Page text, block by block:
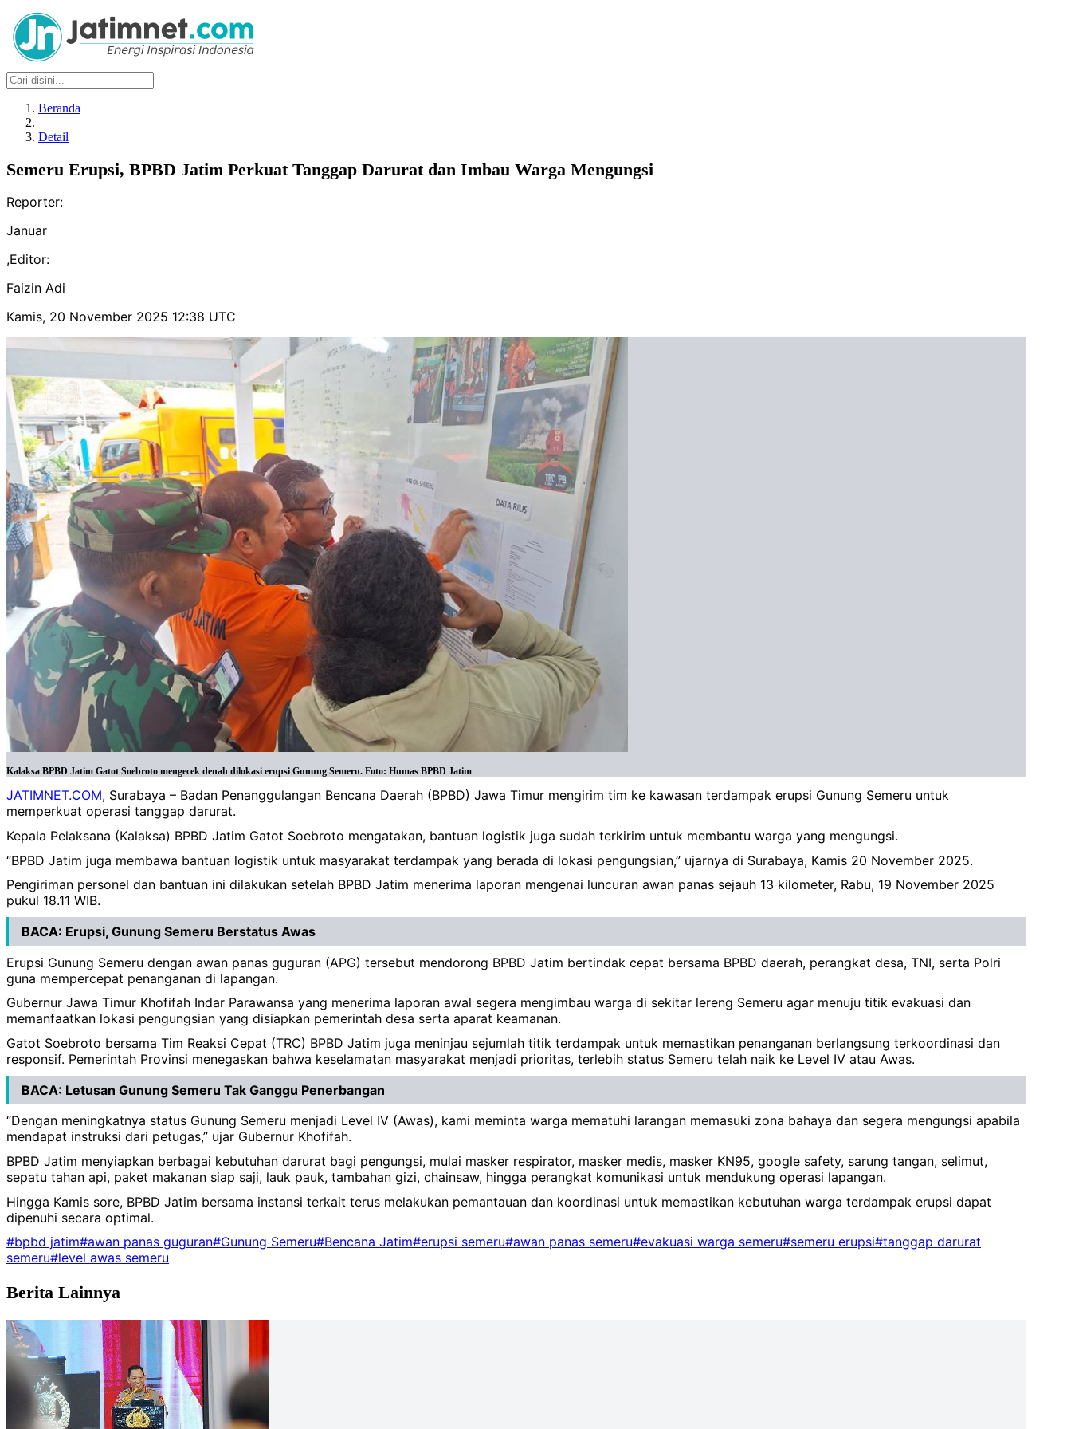
Beranda
Detail
Semeru Erupsi, BPBD Jatim Perkuat Tanggap Darurat dan Imbau Warga Mengungsi
Reporter:
Januar
,Editor:
Faizin Adi
Kamis, 20 November 2025 12:38 UTC
Kalaksa BPBD Jatim Gatot Soebroto mengecek denah dilokasi erupsi Gunung Semeru. Foto: Humas BPBD Jatim
JATIMNET.COM, Surabaya – Badan Penanggulangan Bencana Daerah (BPBD) Jawa Timur mengirim tim ke kawasan terdampak erupsi Gunung Semeru untuk
memperkuat operasi tanggap darurat.
Kepala Pelaksana (Kalaksa) BPBD Jatim Gatot Soebroto mengatakan, bantuan logistik juga sudah terkirim untuk membantu warga yang mengungsi.
“BPBD Jatim juga membawa bantuan logistik untuk masyarakat terdampak yang berada di lokasi pengungsian,” ujarnya di Surabaya, Kamis 20 November 2025.
Pengiriman personel dan bantuan ini dilakukan setelah BPBD Jatim menerima laporan mengenai luncuran awan panas sejauh 13 kilometer, Rabu, 19 November 2025
pukul 18.11 WIB.
BACA: Erupsi, Gunung Semeru Berstatus Awas
Erupsi Gunung Semeru dengan awan panas guguran (APG) tersebut mendorong BPBD Jatim bertindak cepat bersama BPBD daerah, perangkat desa, TNI, serta Polri
guna mempercepat penanganan di lapangan.
Gubernur Jawa Timur Khofifah Indar Parawansa yang menerima laporan awal segera mengimbau warga di sekitar lereng Semeru agar menuju titik evakuasi dan
memanfaatkan lokasi pengungsian yang disiapkan pemerintah desa serta aparat keamanan.
Gatot Soebroto bersama Tim Reaksi Cepat (TRC) BPBD Jatim juga meninjau sejumlah titik terdampak untuk memastikan penanganan berlangsung terkoordinasi dan
responsif. Pemerintah Provinsi menegaskan bahwa keselamatan masyarakat menjadi prioritas, terlebih status Semeru telah naik ke Level IV atau Awas.
BACA: Letusan Gunung Semeru Tak Ganggu Penerbangan
“Dengan meningkatnya status Gunung Semeru menjadi Level IV (Awas), kami meminta warga mematuhi larangan memasuki zona bahaya dan segera mengungsi apabila
mendapat instruksi dari petugas,” ujar Gubernur Khofifah.
BPBD Jatim menyiapkan berbagai kebutuhan darurat bagi pengungsi, mulai masker respirator, masker medis, masker KN95, google safety, sarung tangan, selimut,
sepatu tahan api, paket makanan siap saji, lauk pauk, tambahan gizi, chainsaw, hingga perangkat komunikasi untuk mendukung operasi lapangan.
Hingga Kamis sore, BPBD Jatim bersama instansi terkait terus melakukan pemantauan dan koordinasi untuk memastikan kebutuhan warga terdampak erupsi dapat
dipenuhi secara optimal.
#bpbd jatim#awan panas guguran#Gunung Semeru#Bencana Jatim#erupsi semeru#awan panas semeru#evakuasi warga semeru#semeru erupsi#tanggap darurat
semeru#level awas semeru
Berita Lainnya